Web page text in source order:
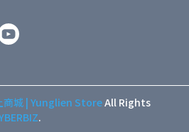
商城 | Yunglien StoreAll Rights
.